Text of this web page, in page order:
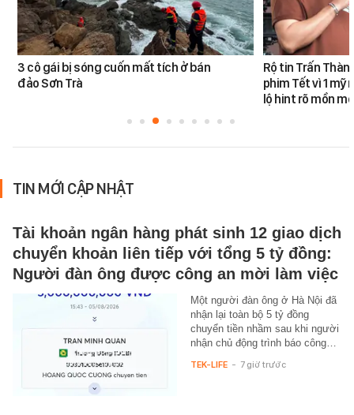
3 cô gái bị sóng cuốn mất tích ở bán
đảo Sơn Trà
Rộ tin Trấn
phim Tết vì 1 mỹ
lộ hint rõ mồn
TIN MỚI CẬP NHẬT
Tài khoản ngân hàng phát sinh 12 giao dịch
chuyển khoản liên tiếp với tổng 5 tỷ đồng:
Người đàn ông được công an mời làm việc
Một người đàn ông ở Hà Nội đã
nhận lại toàn bộ 5 tỷ đồng
chuyển tiền nhầm sau khi người
nhận chủ động trình báo công…
TEK-LIFE - 7 giờ trước